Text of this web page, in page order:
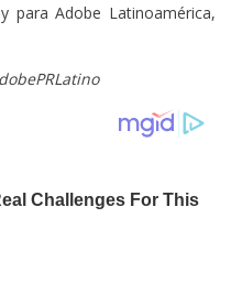
y para Adobe Latinoamérica,